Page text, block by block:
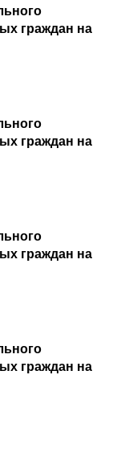
граждан на
граждан на
граждан на
граждан на